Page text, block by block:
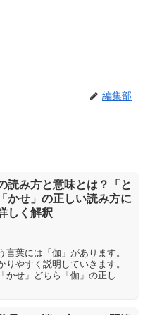
編集部
読み方と意味とは？「と
かせ」の正しい読み方に
しく解釈
葉には「伽」があります。
やすく説明していきます。
かせ」どちら「伽」の正しい